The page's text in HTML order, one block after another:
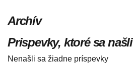
Archív
Prispevky, ktoré sa našli
Nenašli sa žiadne príspevky